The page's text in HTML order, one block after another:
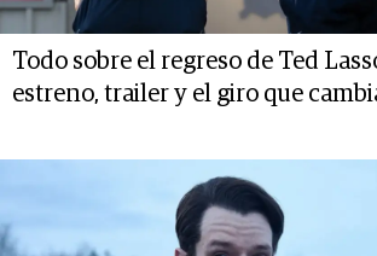
Todo sobre el regreso de Ted
estreno, trailer y el giro que